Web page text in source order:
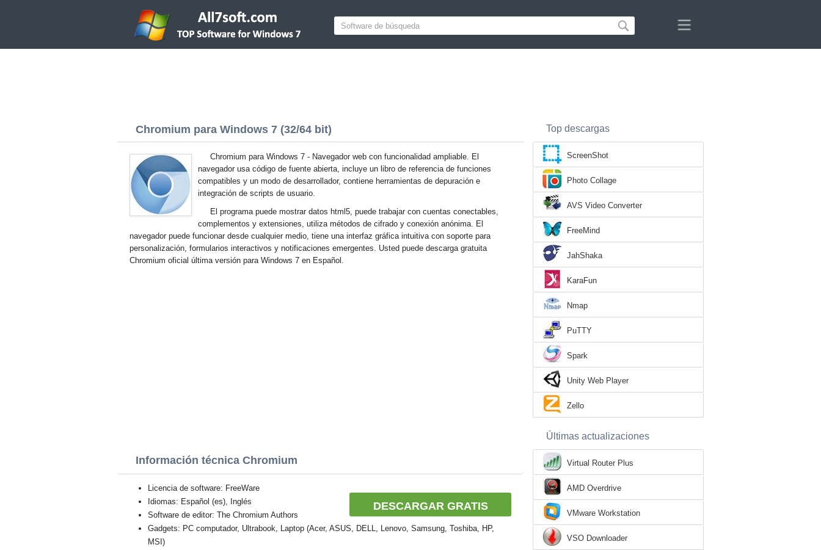
Chromium para Windows 7 (32/64 bit)
Chromium para Windows 7 - Navegador web con funcionalidad ampliable. El
navegador usa código de fuente abierta, incluye un libro de referencia de funciones
compatibles y un modo de desarrollador, contiene herramientas de depuración e
integración de scripts de usuario.
El programa puede mostrar datos html5, puede trabajar con cuentas conectables,
complementos y extensiones, utiliza métodos de cifrado y conexión anónima. El
navegador puede funcionar desde cualquier medio, tiene una interfaz gráfica intuitiva con soporte para
personalización, formularios interactivos y notificaciones emergentes. Usted puede descarga gratuita
Chromium oficial última versión para Windows 7 en Español.
Información técnica Chromium
DESCARGAR GRATIS
Licencia de software: FreeWare
Idiomas: Español (es), Inglés
Software de editor: The Chromium Authors
Gadgets: PC computador, Ultrabook, Laptop (Acer, ASUS, DELL, Lenovo, Samsung, Toshiba, HP,
MSI)
Top descargas
ScreenShot
Photo Collage
AVS Video Converter
FreeMind
JahShaka
KaraFun
Nmap
PuTTY
Spark
Unity Web Player
Zello
Últimas actualizaciones
Virtual Router Plus
AMD Overdrive
VMware Workstation
VSO Downloader